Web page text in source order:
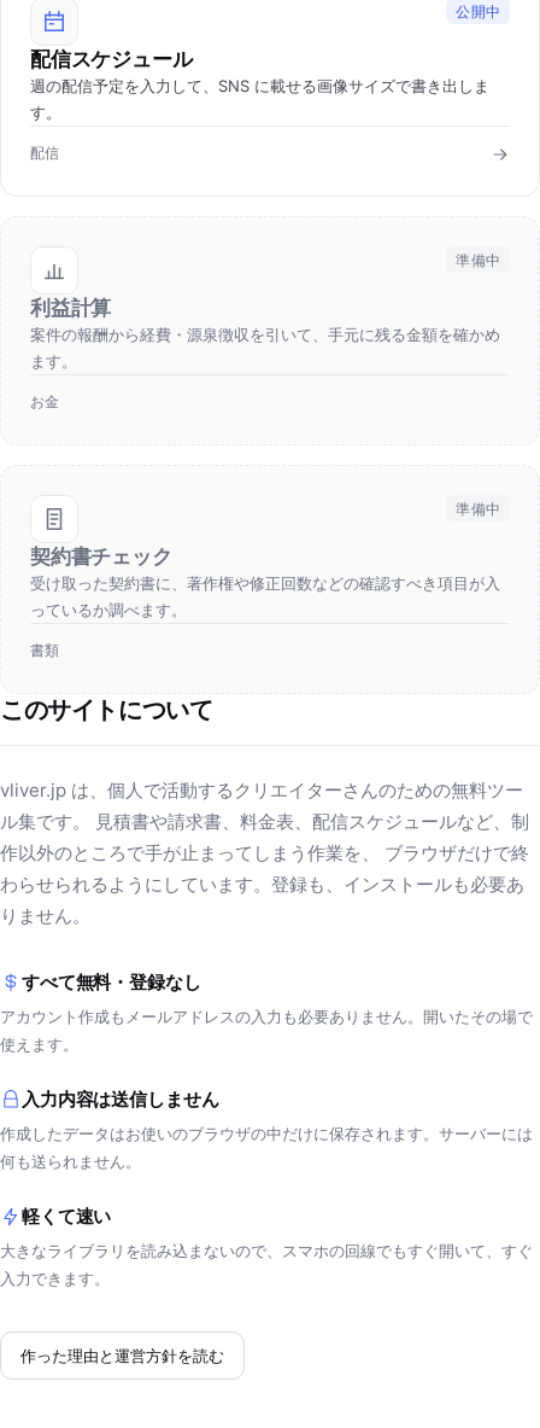
公開中
配信スケジュール
週の配信予定を入力して、SNS に載せる画像サイズで書き出しま
す。
配信
準備中
利益計算
案件の報酬から経費・源泉徴収を引いて、手元に残る金額を確かめ
ます。
お金
準備中
契約書チェック
受け取った契約書に、著作権や修正回数などの確認すべき項目が入
っているか調べます。
書類
このサイトについて
vliver.jp は、個人で活動するクリエイターさんのための無料ツー
ル集です。 見積書や請求書、料金表、配信スケジュールなど、制
作以外のところで手が止まってしまう作業を、 ブラウザだけで終
わらせられるようにしています。登録も、インストールも必要あ
りません。
すべて無料・登録なし
アカウント作成もメールアドレスの入力も必要ありません。開いたその場で
使えます。
入力内容は送信しません
作成したデータはお使いのブラウザの中だけに保存されます。サーバーには
何も送られません。
軽くて速い
大きなライブラリを読み込まないので、スマホの回線でもすぐ開いて、すぐ
入力できます。
作った理由と運営方針を読む